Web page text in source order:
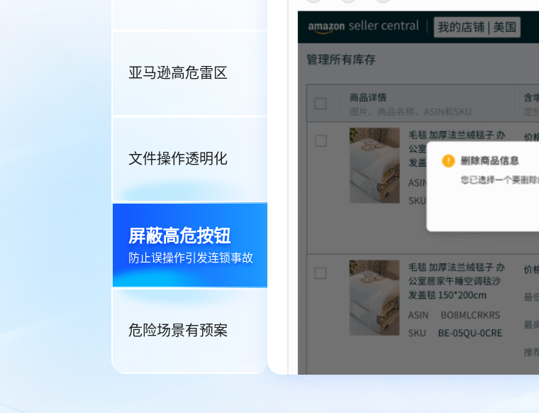
亚马逊高危雷区
文件操作透明化
屏蔽高危按钮
防止误操作引发连锁事故
危险场景有预案